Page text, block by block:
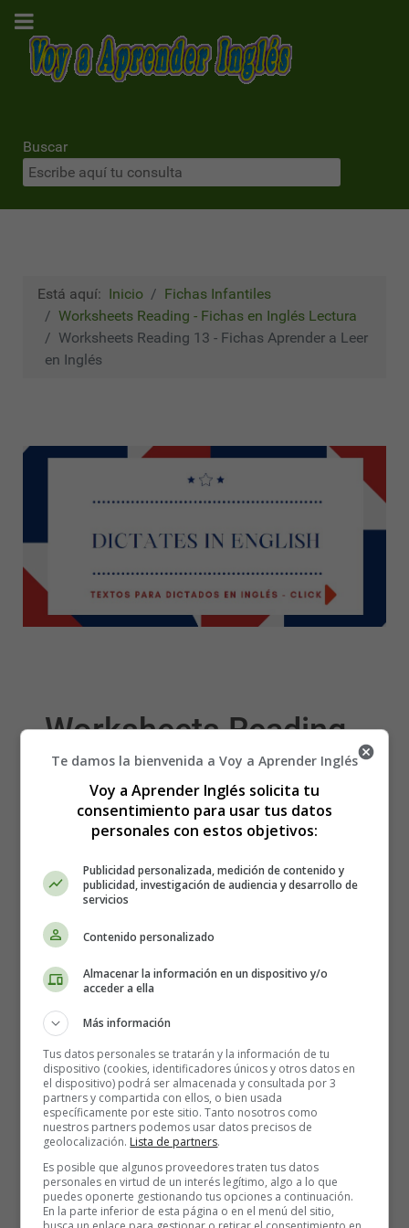
Buscar
Está aquí: Inicio
Fichas Infantiles
Worksheets Reading - Fichas en Inglés Lectura
Worksheets Reading 13 - Fichas Aprender a Leer
en Inglés
Worksheets Reading
13 - Fichas Aprender a
Leer en Inglés
Recursos Educativos en
Te damos la bienvenida a Voy a Aprender Inglés
Voy a Aprender Inglés solicita tu
consentimiento para usar tus datos
personales con estos objetivos:
Publicidad personalizada, medición de contenido y
publicidad, investigación de audiencia y desarrollo de
servicios
Contenido personalizado
Almacenar la información en un dispositivo y/o
acceder a ella
Más información
Tus datos personales se tratarán y la información de tu
dispositivo (cookies, identificadores únicos y otros datos en
el dispositivo) podrá ser almacenada y consultada por 3
partners y compartida con ellos, o bien usada
específicamente por este sitio. Tanto nosotros como
nuestros partners podemos usar datos precisos de
geolocalización. Lista de partners.
Es posible que algunos proveedores traten tus datos
personales en virtud de un interés legítimo, algo a lo que
puedes oponerte gestionando tus opciones a continuación.
En la parte inferior de esta página o en el menú del sitio,